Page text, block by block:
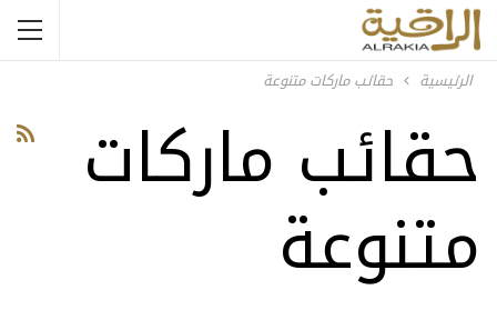
الرئيسية حقائب ماركات متنوعة
حقائب ماركات
متنوعة